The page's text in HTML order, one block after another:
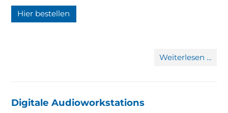
Hier bestellen
Weiterlesen …
Digitale Audioworkstations